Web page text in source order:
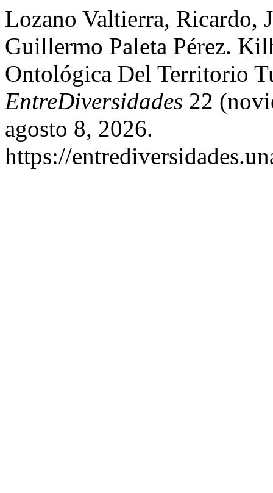
Lozano Valtierra, Ricardo,
Guillermo Paleta Pérez.
Ontológica Del Territorio
EntreDiversidades 22
agosto 8, 2026.
https://